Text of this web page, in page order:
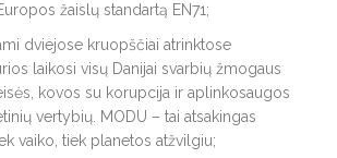
žaislų standartą EN71;
dviejose kruopščiai atrinktose
laikosi visų Danijai svarbių žmogaus
kovos su korupcija ir aplinkosaugos
vertybių. MODU – tai atsakingas
vaiko, tiek planetos atžvilgiu;